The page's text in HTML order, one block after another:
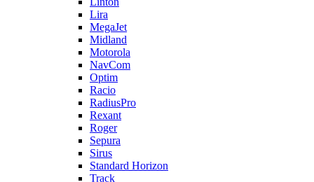
Lira
MegaJet
Midland
Motorola
NavCom
Optim
Racio
RadiusPro
Rexant
Roger
Sepura
Sirus
Standard Horizon
Track